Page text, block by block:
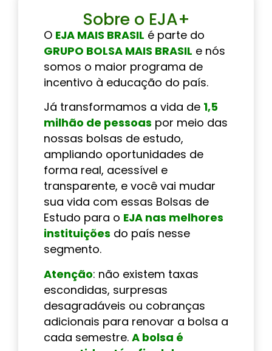
Sobre o EJA+
O EJA MAIS BRASIL é parte do
GRUPO BOLSA MAIS BRASIL e nós
somos o maior programa de
incentivo à educação do país.
Já transformamos a vida de 1,5
milhão de pessoas por meio das
nossas bolsas de estudo,
ampliando oportunidades de
forma real, acessível e
transparente, e você vai mudar
sua vida com essas Bolsas de
Estudo para o EJA nas melhores
instituições do país nesse
segmento.
Atenção: não existem taxas
escondidas, surpresas
desagradáveis ou cobranças
adicionais para renovar a bolsa a
cada semestre. A bolsa é